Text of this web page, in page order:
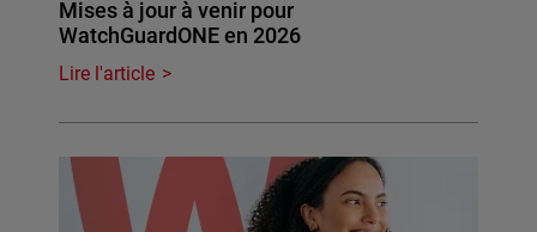
Mises à jour à venir pour
WatchGuardONE en 2026
Lire l'article